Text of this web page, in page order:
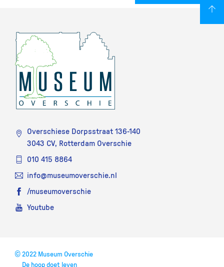
Overschiese Dorpsstraat 136-140
3043 CV, Rotterdam Overschie
010 415 8864
info@museumoverschie.nl
/museumoverschie
Youtube
© 2022 Museum Overschie
De hoop doet leven